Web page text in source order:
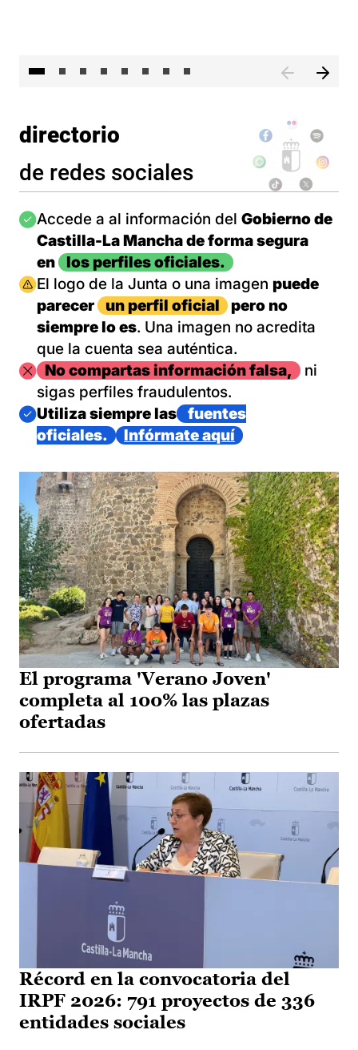
directorio
de redes sociales
Imagen
Accede a al información del Gobierno de
Castilla-La Mancha de forma segura
en
los perfiles oficiales.
Imagen
El logo de la Junta o una imagen puede
parecer
un perfil oficial
pero no
siempre lo es. Una imagen no acredita
que la cuenta sea auténtica.
ImagenNo compartas información falsa,
ni
sigas perfiles fraudulentos.
Imagen
Utiliza siempre las
fuentes
oficiales.
Infórmate aquí
El programa 'Verano Joven'
completa al 100% las plazas
ofertadas
Récord en la convocatoria del
IRPF 2026: 791 proyectos de 336
entidades sociales